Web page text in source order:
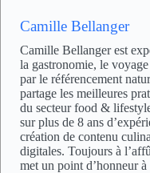
Camille Bellanger
Camille Bellanger est
la gastronomie, le
par le référencement
partage les meilleures
du secteur food &
sur plus de 8 ans
création de contenu
digitales. Toujours à
met un point d’honneur